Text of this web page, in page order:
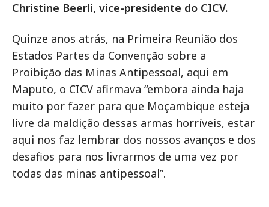
Christine Beerli, vice-presidente do CICV.
Quinze anos atrás, na Primeira Reunião dos
Estados Partes da Convenção sobre a
Proibição das Minas Antipessoal, aqui em
Maputo, o CICV afirmava “embora ainda haja
muito por fazer para que Moçambique esteja
livre da maldição dessas armas horríveis, estar
aqui nos faz lembrar dos nossos avanços e dos
desafios para nos livrarmos de uma vez por
todas das minas antipessoal”.